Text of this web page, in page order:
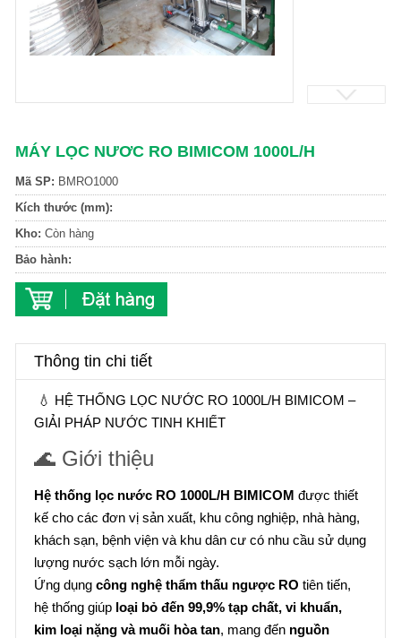
MÁY LỌC NƯƠC RO BIMICOM 1000L/H
Mã SP: BMRO1000
Kích thước (mm):
Kho: Còn hàng
Bảo hành:
Thông tin chi tiết
💧 HỆ THỐNG LỌC NƯỚC RO 1000L/H BIMICOM –
GIẢI PHÁP NƯỚC TINH KHIẾT
🌊 Giới thiệu
Hệ thống lọc nước RO 1000L/H BIMICOM được thiết
kế cho các đơn vị sản xuất, khu công nghiệp, nhà hàng,
khách sạn, bệnh viện và khu dân cư có nhu cầu sử dụng
lượng nước sạch lớn mỗi ngày.
Ứng dụng công nghệ thẩm thấu ngược RO tiên tiến,
hệ thống giúp loại bỏ đến 99,9% tạp chất, vi khuẩn,
kim loại nặng và muối hòa tan, mang đến nguồn